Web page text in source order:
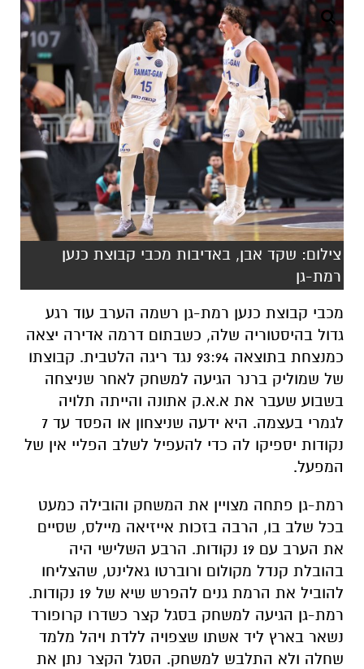
צילום: שקד אבן, באדיבות מכבי קבוצת כנען
רמת-גן
מכבי קבוצת כנען רמת-גן רשמה הערב עוד רגע
גדול בהיסטוריה שלה, כשבתום דרמה אדירה יצאה
כמנצחת בתוצאה 93:94 נגד ריגה הלטבית. קבוצתו
של שמוליק ברנר הגיעה למשחק לאחר שניצחה
בשבוע שעבר את א.א.ק אתונה והייתה תלויה
לגמרי בעצמה. היא ידעה שניצחון או הפסד עד 7
נקודות יספיקו לה כדי להעפיל לשלב הפליי אין של
המפעל.
רמת-גן פתחה מצויין את המשחק והובילה כמעט
בכל שלב בו, הרבה בזכות אייזיאה מיילס, שסיים
את הערב עם 19 נקודות. הרבע השלישי היה
בהובלת קנדל מקולום ורוברטו גאלינט, שהצליחו
להוביל את הרמת גנים להפרש שיא של 19 נקודות.
רמת-גן הגיעה למשחק בסגל קצר כשדרו קרופורד
נשאר בארץ ליד אשתו שצפויה ללדת ויהל מלמד
שחלה ולא התלבש למשחק. הסגל הקצר נתן את